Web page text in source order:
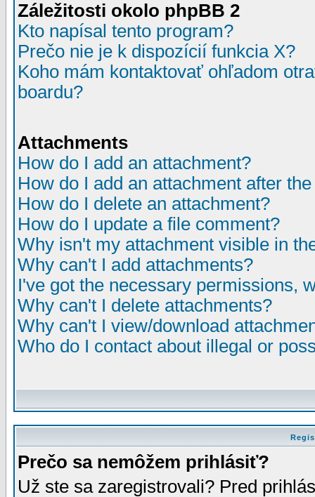
Záležitosti okolo phpBB 2
Kto napísal tento program?
Prečo nie je k dispozícií funkcia X?
Koho mám kontaktovať ohľadom
boardu?
Attachments
How do I add an attachment?
How do I add an attachment after
How do I delete an attachment?
How do I update a file comment?
Why isn't my attachment visible in
Why can't I add attachments?
I've got the necessary permissions,
Why can't I delete attachments?
Why can't I view/download
Who do I contact about illegal or
Prečo sa nemôžem prihlásiť?
Už ste sa zaregistrovali? Pred